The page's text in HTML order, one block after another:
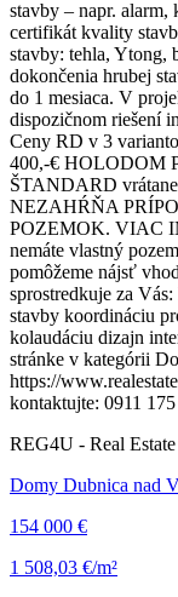
stavby – napr. alarm,
certifikát kvality
stavby: tehla, Ytong,
dokončenia hrubej
do 1 mesiaca. V
dispozičnom riešení
Ceny RD v 3
400,-€ HOLODOM
ŠTANDARD
NEZAHŔŇA
POZEMOK. VIAC
nemáte vlastný
pomôžeme nájsť
sprostredkuje za
stavby koordináciu
kolaudáciu dizajn
stránke v kategórii
https://
kontaktujte: 0911
REG4U - Real
Domy Dubnica nad
154 000 €
1 508,03 €/m²